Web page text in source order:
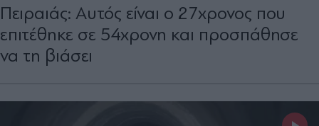
Πειραιάς: Αυτός είναι ο 27χρονος που
επιτέθηκε σε 54χρονη και προσπάθησε
να τη βιάσει